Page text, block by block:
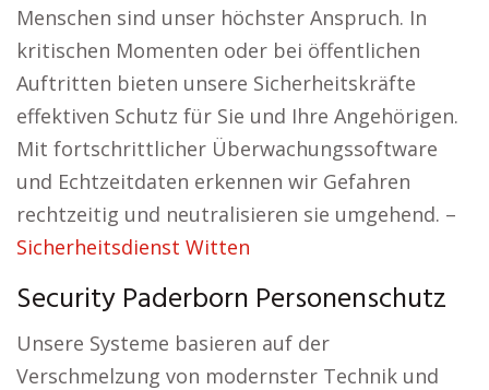
Menschen sind unser höchster Anspruch. In
kritischen Momenten oder bei öffentlichen
Auftritten bieten unsere Sicherheitskräfte
effektiven Schutz für Sie und Ihre Angehörigen.
Mit fortschrittlicher Überwachungssoftware
und Echtzeitdaten erkennen wir Gefahren
rechtzeitig und neutralisieren sie umgehend. –
Sicherheitsdienst Witten
Security Paderborn Personenschutz
Unsere Systeme basieren auf der
Verschmelzung von modernster Technik und